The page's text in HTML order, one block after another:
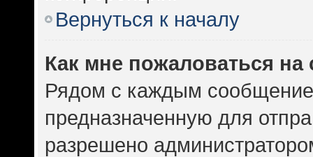
Вернуться к началу
Как мне пожаловаться
Рядом с каждым
предназначенную для
разрешено